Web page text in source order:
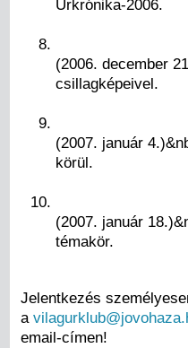
Űrkrónika-2006.
(2006. december
csillagképeivel.
(2007. január
körül.
(2007. január
témakör.
Jelentkezés
a
email-címen!